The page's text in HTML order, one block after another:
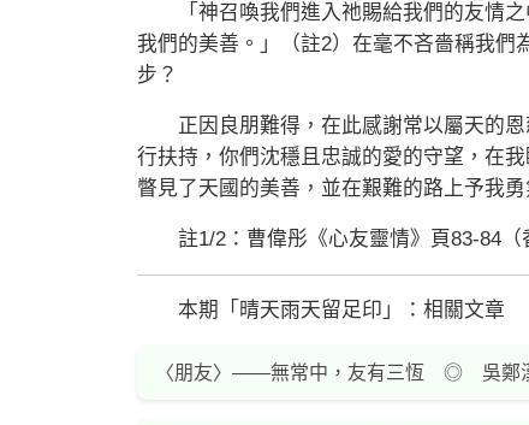
「神召喚我們進入祂賜給我們的友情之
我們的美善。」（註2）在毫不吝嗇稱我們
步？
正因良朋難得，在此感謝常以屬天的恩
行扶持，你們沈穩且忠誠的愛的守望，在
瞥見了天國的美善，並在艱難的路上予我勇
註1/2：曹偉彤《心友靈情》頁83-84（
本期「晴天雨天留足印」：相關文章
〈朋友〉——無常中，友有三恆 ◎ 吳鄭